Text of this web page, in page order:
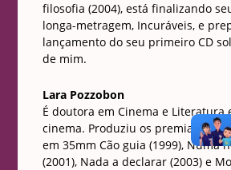
filosofia (2004), está finalizando
longa-metragem, Incuráveis, e
lançamento do seu primeiro CD
de mim.
Lara Pozzobon
É doutora em Cinema e Literatura
cinema. Produziu os premiados
em 35mm Cão guia (1999), Numa
(2001), Nada a declarar (2003) e